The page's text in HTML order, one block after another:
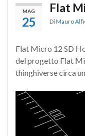
MAG
25
Flat
DiMauro
Flat Micro 12 SD
del progetto Flat
thinghiverse circa